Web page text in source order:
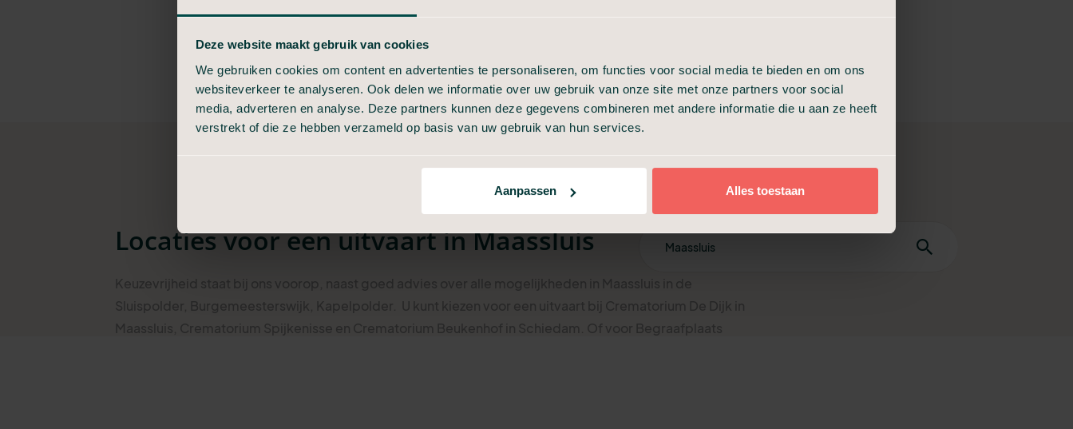
Deze website maakt gebruik van cookies
We gebruiken cookies om content en advertenties te personaliseren, om functies voor social media te bieden en om ons
websiteverkeer te analyseren. Ook delen we informatie over uw gebruik van onze site met onze partners voor social
media, adverteren en analyse. Deze partners kunnen deze gegevens combineren met andere informatie die u aan ze heeft
verstrekt of die ze hebben verzameld op basis van uw gebruik van hun services.
Aanpassen Alles toestaan
Locaties voor een uitvaartinMaassluis